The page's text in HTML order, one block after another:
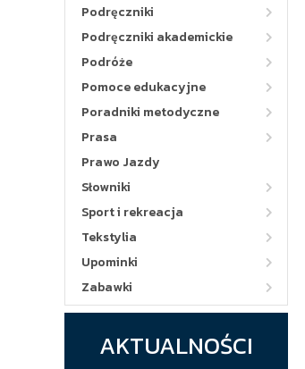
Podręczniki
Podręczniki akademickie
Podróże
Pomoce edukacyjne
Poradniki metodyczne
Prasa
Prawo Jazdy
Słowniki
Sport i rekreacja
Tekstylia
Upominki
Zabawki
AKTUALNOŚCI